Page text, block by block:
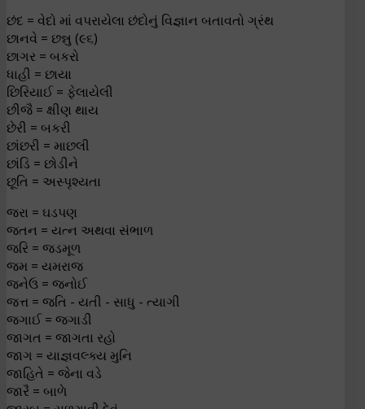
છંદ = વેદો માં વપરાયેલા છંદોનું વિજ્ઞાન બતાવતો ગ્રંથ
છાનવે = છન્નુ (૯૬)
છાગર = બકરો
ધાહી = છાયા
છિરિયાઈ = ફેલાયેલી
છીજૈ = ક્ષીણ થાય
છેરી = બકરી
છાંછરી = માછલી
છાંડિ = છોડીને
છૂતિ = અસ્પૃશ્યતા
જરા = ઘડપણ
જતન = યત્ન અથવા સંભાળ
જરિ = જડમૂળ
જમ = યમરાજ
જનેઉ = જનોઈ
જત્ત = જતિ - યતી - સાધુ - ત્યાગી
જગાઈ = જગાડી
જાગત = જાગતા રહો
જાગ = યાજ્ઞવલ્ક્ય મુનિ
જાહિતે = જેના વડે
જારૈ = બાળે